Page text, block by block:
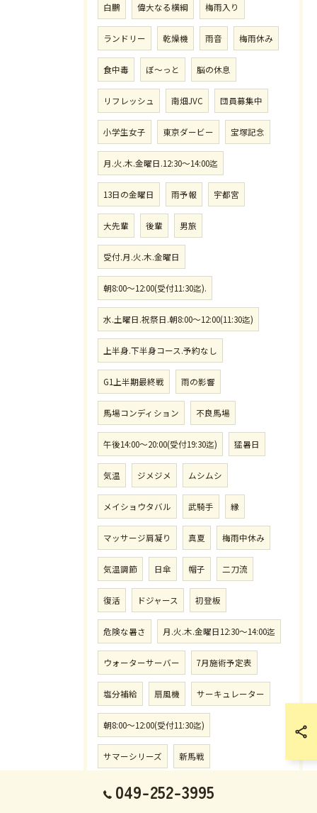
白鵬 偉大なる横綱 梅雨入り
ランドリー 乾燥機 雨音 梅雨休み
食中毒 ぼ〜っと 脳の休息
リフレッシュ 南畑JVC 団員募集中
小学生女子 東京ダービー 宝塚記念
月.火.木.金曜日.12:30〜14:00迄
13日の金曜日 雨予報 宇都宮
大先輩 後輩 男旅
受付.月.火.木.金曜日
朝8:00〜12:00(受付11:30迄).
水.土曜日.祝祭日.朝8:00〜12:00(11:30迄)
上半身.下半身コース.予約なし
G1上半期最終戦 雨の影響
馬場コンディション 不良馬場
午後14:00〜20:00(受付19:30迄) 猛暑日
気温 ジメジメ ムシムシ
メイショウタバル 武騎手 縁
マッサージ肩凝り 真夏 梅雨中休み
気温調節 日傘 帽子 二刀流
復活 ドジャース 初登板
危険な暑さ 月.火.木.金曜日12:30〜14:00迄
ウォーターサーバー 7月施術予定表
塩分補給 扇風機 サーキュレーター
朝8:00〜12:00(受付11:30迄)
サマーシリーズ 新馬戦
施術時間.月.火.木.金曜日
049-252-3995